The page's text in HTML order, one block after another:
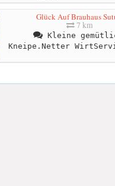
Glück Auf Brauhaus
7 km
Kleine
Kneipe.Netter